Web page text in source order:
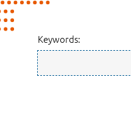
Keywords: